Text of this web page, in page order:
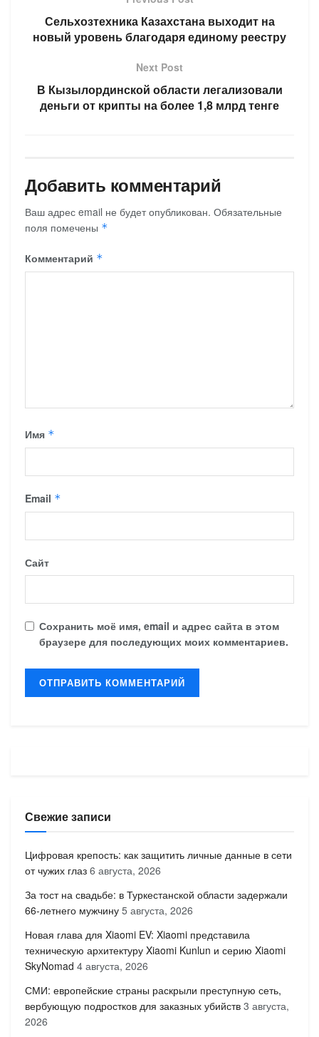
Сельхозтехника Казахстана выходит на
новый уровень благодаря единому реестру
Next Post
В Кызылординской области легализовали
деньги от крипты на более 1,8 млрд тенге
Добавить комментарий
Ваш адрес email не будет опубликован. Обязательные
поля помечены *
Комментарий *
Имя *
Email *
Сайт
Сохранить моё имя, email и адрес сайта в этом
браузере для последующих моих комментариев.
Свежие записи
Цифровая крепость: как защитить личные данные в сети
от чужих глаз 6 августа, 2026
За тост на свадьбе: в Туркестанской области задержали
66-летнего мужчину 5 августа, 2026
Новая глава для Xiaomi EV: Xiaomi представила
техническую архитектуру Xiaomi Kunlun и серию Xiaomi
SkyNomad 4 августа, 2026
СМИ: европейские страны раскрыли преступную сеть,
вербующую подростков для заказных убийств 3 августа,
2026